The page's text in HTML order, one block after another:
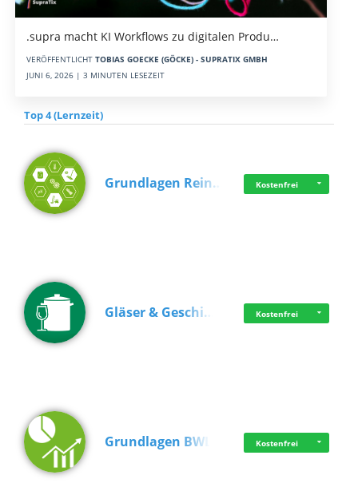
.supra macht KI Workflows zu digitalen Produ…
VERÖFFENTLICHT TOBIAS GOECKE (GÖCKE) - SUPRATIX GMBH
JUNI 6, 2026 | 3 MINUTEN LESEZEIT
Top 4 (Lernzeit)
Grundlagen Rein… Kostenfrei
Gläser & Geschi… Kostenfrei
Grundlagen BWL Kostenfrei